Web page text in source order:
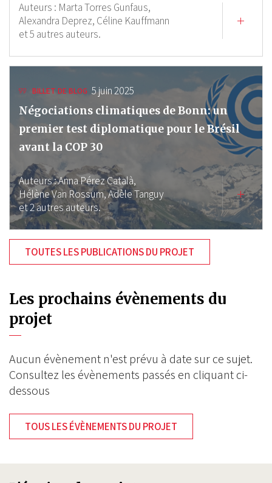
Auteurs : Marta Torres Gunfaus,
Alexandra Deprez, Céline Kauffmann
et 5 autres auteurs.
BILLET DE BLOG 5 juin 2025
Négociations climatiques de Bonn: un
premier test diplomatique pour le Brésil
avant la COP 30
Auteurs :Anna Pérez Català,
Hélène Van Rossum,Adèle Tanguy
et 2 autres auteurs.
TOUTES LES PUBLICATIONS DU PROJET
Les prochains évènements du
projet
Aucun évènement n'est prévu à date sur ce sujet.
Consultez les évènements passés en cliquant ci-
dessous
TOUS LES ÉVÈNEMENTS DU PROJET